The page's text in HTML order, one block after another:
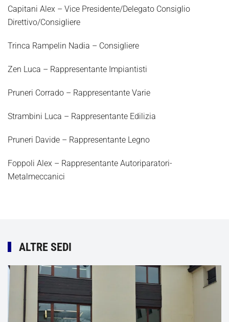
Capitani Alex – Vice Presidente/Delegato Consiglio
Direttivo/Consigliere
Trinca Rampelin Nadia – Consigliere
Zen Luca – Rappresentante Impiantisti
Pruneri Corrado – Rappresentante Varie
Strambini Luca – Rappresentante Edilizia
Pruneri Davide – Rappresentante Legno
Foppoli Alex – Rappresentante Autoriparatori-
Metalmeccanici
ALTRE SEDI